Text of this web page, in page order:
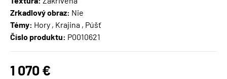
Zrkadlový obraz: Nie
Témy: Hory , Krajina , Púšť
Číslo produktu: P0010621
1 070 €